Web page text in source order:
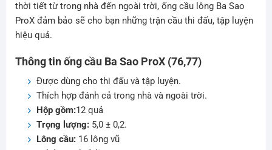
thời tiết từ trong nhà đến ngoài trời, ống cầu lông Ba Sao
ProX đảm bảo sẽ cho bạn những trận cầu thi đấu, tập luyện
hiệu quả.
Thông tin ống cầu Ba Sao ProX (76,77)
Được dùng cho thi đấu và tập luyện.
Thích hợp đánh cả trong nhà và ngoài trời.
Hộp gồm:12 quả
Trọng lượng:5,0 ± 0,2.
Lông cầu:16 lông vũ